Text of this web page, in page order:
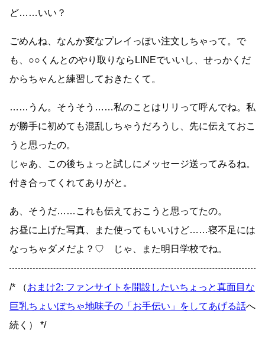
ど……いい？
ごめんね、なんか変なプレイっぽい注文しちゃって。で
も、○○くんとのやり取りならLINEでいいし、せっかくだ
からちゃんと練習しておきたくて。
……うん。そうそう……私のことはリリって呼んでね。私
が勝手に初めても混乱しちゃうだろうし、先に伝えておこ
うと思ったの。
じゃあ、この後ちょっと試しにメッセージ送ってみるね。
付き合ってくれてありがと。
あ、そうだ……これも伝えておこうと思ってたの。
お昼に上げた写真、また使ってもいいけど……寝不足には
なっちゃダメだよ？♡ じゃ、また明日学校でね。
/* （おまけ2: ファンサイトを開設したいちょっと真面目な
巨乳ちょいぽちゃ地味子の「お手伝い」をしてあげる話へ
続く） */